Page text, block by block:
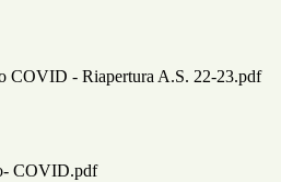
COVID - Riapertura A.S. 22-23.pdf
COVID.pdf